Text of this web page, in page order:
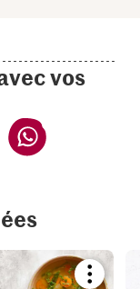
vos